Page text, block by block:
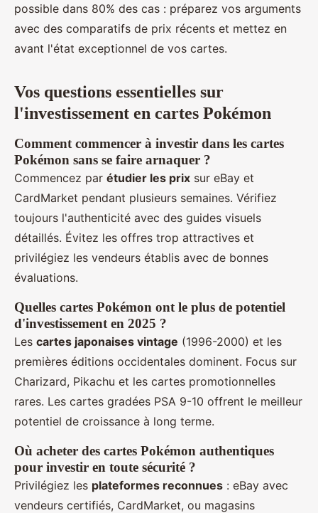
possible dans 80% des cas : préparez vos arguments
avec des comparatifs de prix récents et mettez en
avant l'état exceptionnel de vos cartes.
Vos questions essentielles sur
l'investissement en cartes Pokémon
Comment commencer à investir dans les cartes
Pokémon sans se faire arnaquer ?
Commencez par étudier les prix sur eBay et
CardMarket pendant plusieurs semaines. Vérifiez
toujours l'authenticité avec des guides visuels
détaillés. Évitez les offres trop attractives et
privilégiez les vendeurs établis avec de bonnes
évaluations.
Quelles cartes Pokémon ont le plus de potentiel
d'investissement en 2025 ?
Les cartes japonaises vintage (1996-2000) et les
premières éditions occidentales dominent. Focus sur
Charizard, Pikachu et les cartes promotionnelles
rares. Les cartes gradées PSA 9-10 offrent le meilleur
potentiel de croissance à long terme.
Où acheter des cartes Pokémon authentiques
pour investir en toute sécurité ?
Privilégiez les plateformes reconnues : eBay avec
vendeurs certifiés, CardMarket, ou magasins